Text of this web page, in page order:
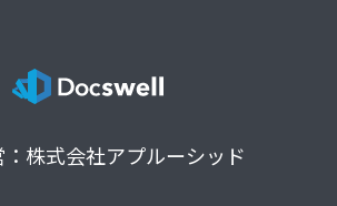
株式会社アプルーシッド